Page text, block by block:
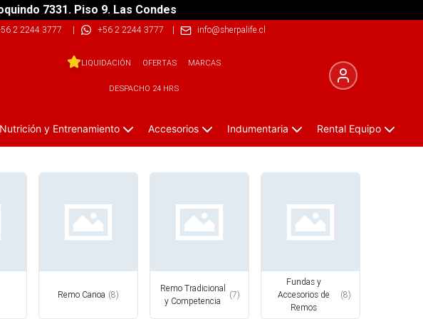
7331. Piso 9. Las Condes
2 2244 3777 | +56 2 2244 3777 | info@sherpalife.cl
LIQUIDACIÓN OFERTAS MARCAS
DESPACHO 24 HRS
Nutrición y Entrenamiento Accesorios Indumentaria Rental Equipo
Remo Canoa (8)
Remo Tradicional
y Competencia
(7)
Fundas y
Accesorios de
Remos
(8)